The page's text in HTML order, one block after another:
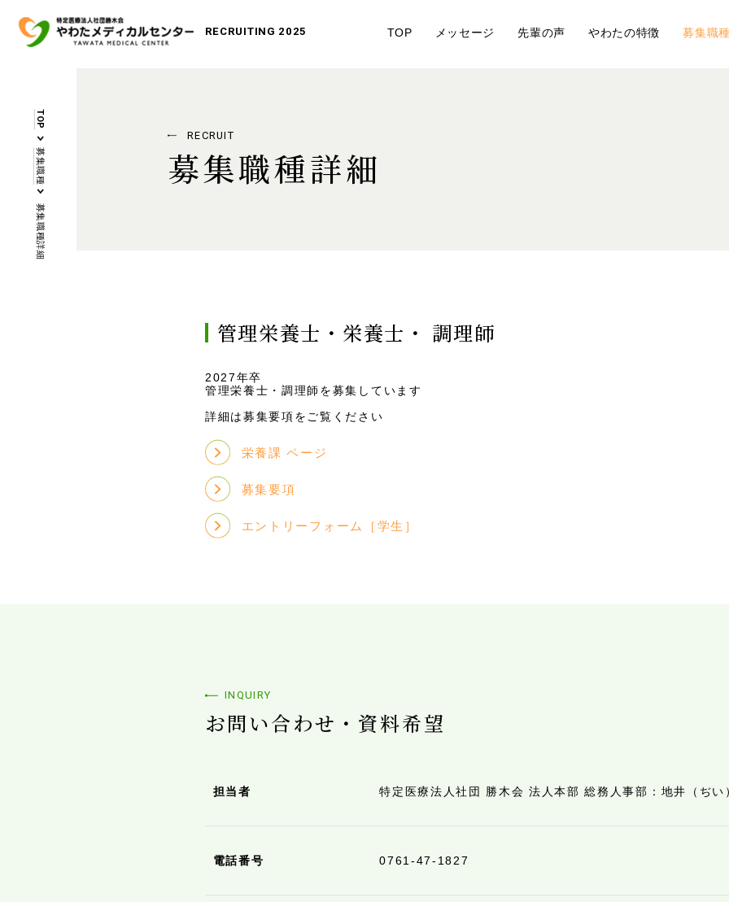
RECRUITING 2025 TOP メッセージ 先輩の声 やわたの特徴 募集職
RECRUIT
募集職種詳細
TOP
募集職種
募集職種詳細
管理栄養士・栄養士・ 調理師
2027年卒
管理栄養士・調理師を募集しています
詳細は募集要項をご覧ください
栄養課 ページ
募集要項
エントリーフォーム［学生］
INQUIRY
お問い合わせ・資料希望
担当者 特定医療法人社団 勝木会 法人本部 総務人事部：地井（ぢい
電話番号 0761-47-1827